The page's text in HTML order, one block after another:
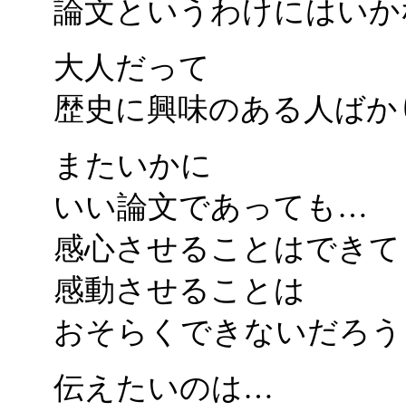
論文というわけにはい
大人だって
歴史に興味のある人ば
またいかに
いい論文であっても…
感心させることはでき
感動させることは
おそらくできないだろう
伝えたいのは…